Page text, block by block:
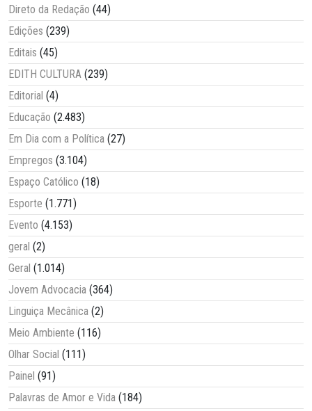
Direto da Redação (44)
Edições (239)
Editais (45)
EDITH CULTURA (239)
Editorial (4)
Educação (2.483)
Em Dia com a Política (27)
Empregos (3.104)
Espaço Católico (18)
Esporte (1.771)
Evento (4.153)
geral (2)
Geral (1.014)
Jovem Advocacia (364)
Linguiça Mecânica (2)
Meio Ambiente (116)
Olhar Social (111)
Painel (91)
Palavras de Amor e Vida (184)